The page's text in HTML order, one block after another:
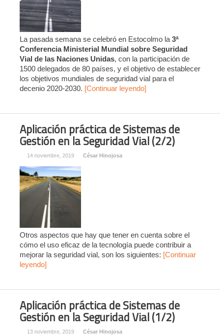
La pasada semana se celebró en Estocolmo la 3ª
Conferencia Ministerial Mundial sobre Seguridad
Vial de las Naciones Unidas, con la participación de
1500 delegados de 80 países, y el objetivo de establecer
los objetivos mundiales de seguridad vial para el
decenio 2020-2030. [Continuar leyendo]
Aplicación práctica de Sistemas de
Gestión en la Seguridad Vial (2/2)
14 noviembre, 2019 César Hinojosa
Otros aspectos que hay que tener en cuenta sobre el
cómo el uso eficaz de la tecnología puede contribuir a
mejorar la seguridad vial, son los siguientes: [Continuar
leyendo]
Aplicación práctica de Sistemas de
Gestión en la Seguridad Vial (1/2)
13 noviembre, 2019 César Hinojosa